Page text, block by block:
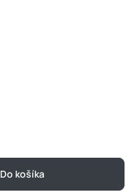
Do košíka